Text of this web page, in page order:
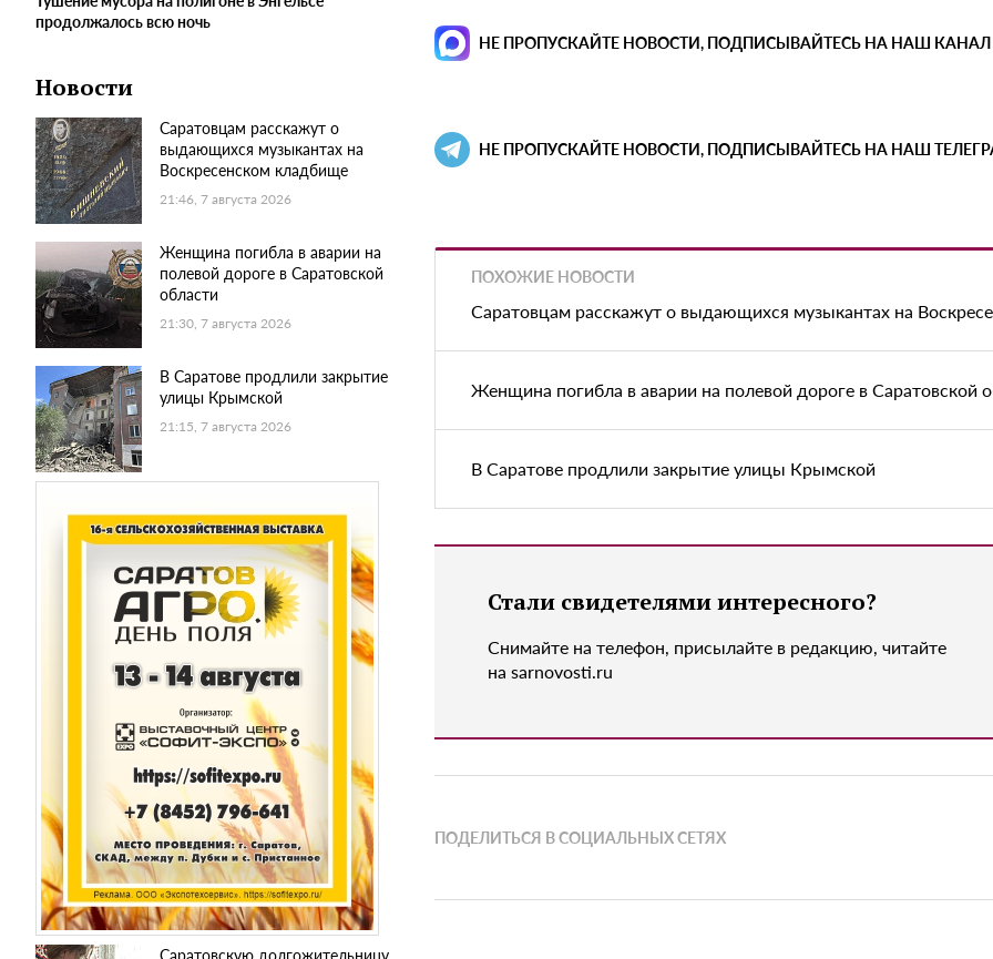
продолжалось всю ночь
Новости
Саратовцам расскажут о
выдающихся музыкантах на
Воскресенском кладбище
21:46, 7 августа 2026
Женщина погибла в аварии на
полевой дороге в Саратовской
области
21:30, 7 августа 2026
В Саратове продлили закрытие
улицы Крымской
21:15, 7 августа 2026
НЕ ПРОПУСКАЙТЕ НОВОСТИ, ПОДПИСЫВАЙТЕСЬ НА НАШ КАНАЛ
НЕ ПРОПУСКАЙТЕ НОВОСТИ, ПОДПИСЫВАЙТЕСЬ НА НАШ
ПОХОЖИЕ НОВОСТИ
Саратовцам расскажут о выдающихся музыкантах на
Женщина погибла в аварии на полевой дороге в Саратовской
В Саратове продлили закрытие улицы Крымской
Стали свидетелями интересного?
Снимайте на телефон, присылайте в редакцию, читайте
на sarnovosti.ru
ПОДЕЛИТЬСЯ В СОЦИАЛЬНЫХ СЕТЯХ